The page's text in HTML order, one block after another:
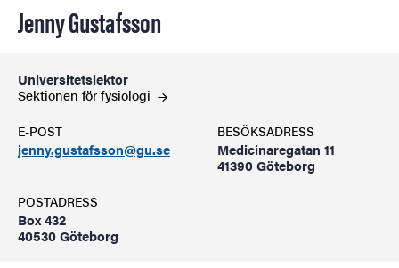
Jenny Gustafsson
Universitetslektor
Sektionen förfysiologi
E-POST
jenny.gustafsson@gu.se
BESÖKSADRESS
Medicinaregatan 11
41390 Göteborg
POSTADRESS
Box 432
40530 Göteborg